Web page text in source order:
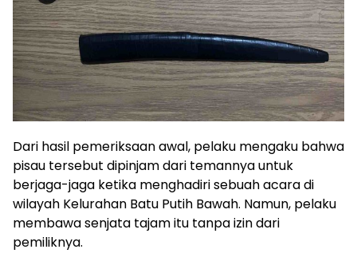
Dari hasil pemeriksaan awal, pelaku mengaku bahwa
pisau tersebut dipinjam dari temannya untuk
berjaga-jaga ketika menghadiri sebuah acara di
wilayah Kelurahan Batu Putih Bawah. Namun, pelaku
membawa senjata tajam itu tanpa izin dari
pemiliknya.